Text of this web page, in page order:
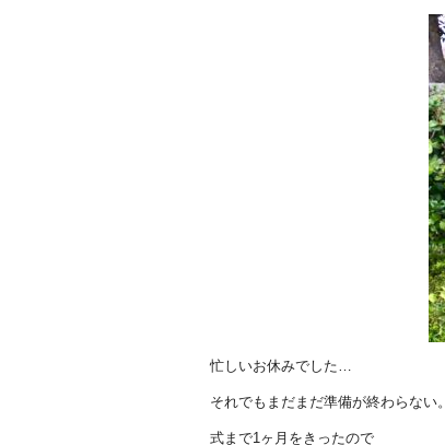
忙しいお休みでした…
それでもまだまだ準備が終わらない。
式まで1ヶ月をきったので